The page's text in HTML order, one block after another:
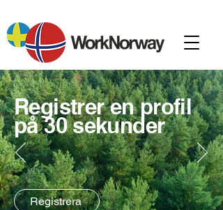
Registrer en profil
på 30 sekunder
Registrera